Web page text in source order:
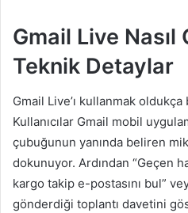
Gmail Live Nasıl
Teknik Detaylar
Gmail Live’ı kullanmak
Kullanıcılar Gmail mobil
çubuğunun yanında beliren
dokunuyor. Ardından “Geçen
kargo takip e-postasını bul”
gönderdiği toplantı davetini